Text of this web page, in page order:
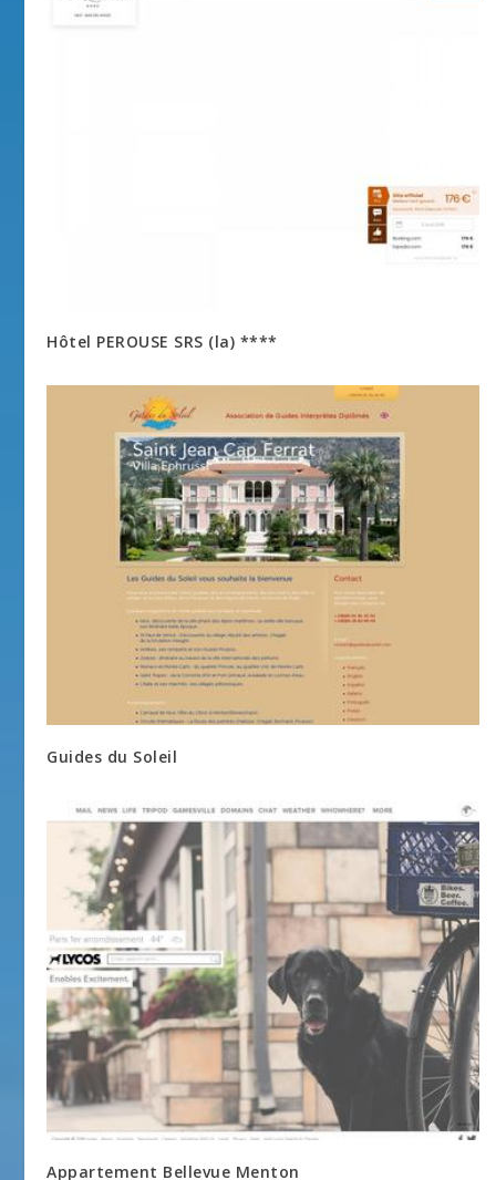
Hôtel PEROUSE SRS (la) ****
Guides du Soleil
Appartement Bellevue Menton